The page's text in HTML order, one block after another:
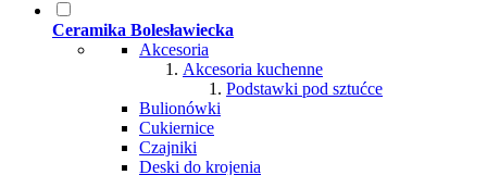
Ceramika Bolesławiecka
Akcesoria
Akcesoria kuchenne
Podstawki pod sztućce
Bulionówki
Cukiernice
Czajniki
Deski do krojenia